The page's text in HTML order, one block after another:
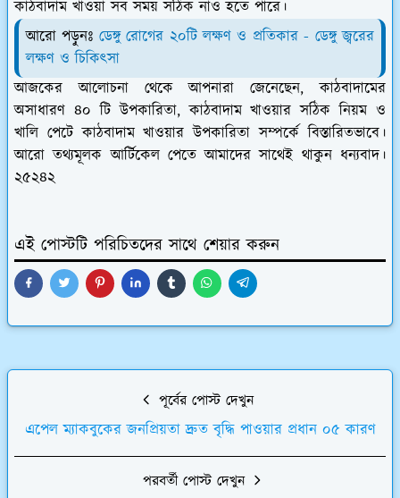
কাঠবাদাম খাওয়া সব সময় সঠিক নাও হতে পারে।
আরো পড়ুনঃ ডেঙ্গু রোগের ২০টি লক্ষণ ও প্রতিকার - ডেঙ্গু জ্বরের
লক্ষণ ও চিকিৎসা
আজকের আলোচনা থেকে আপনারা জেনেছেন,কাঠবাদামের
অসাধারণ ৪০ টি উপকারিতা, কাঠবাদাম খাওয়ার সঠিক নিয়ম ও
খালি পেটে কাঠবাদাম খাওয়ার উপকারিতা সম্পর্কে বিস্তারিতভাবে।
আরো তথ্যমূলক আর্টিকেল পেতে আমাদের সাথেই থাকুন ধন্যবাদ।
২৫২৪২
এই পোস্টটি পরিচিতদের সাথে শেয়ার করুন
পূর্বের পোস্ট দেখুন
এপেল ম্যাকবুকের জনপ্রিয়তা দ্রুত বৃদ্ধি পাওয়ার প্রধান ০৫ কারণ
পরবর্তী পোস্ট দেখুন